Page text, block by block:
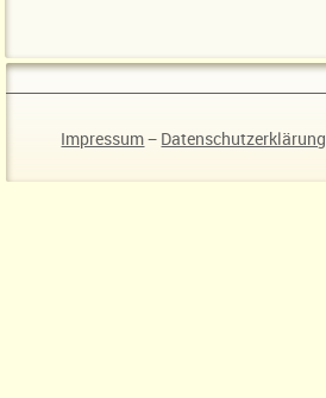
Impressum− Datenschutzerklärung